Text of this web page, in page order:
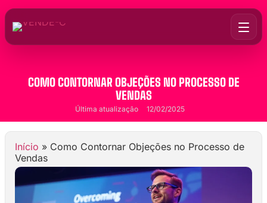
COMO CONTORNAR OBJEÇÕES NO PROCESSO DE
VENDAS
Última atualização 12/02/2025
Início » Como Contornar Objeções no Processo de
Vendas